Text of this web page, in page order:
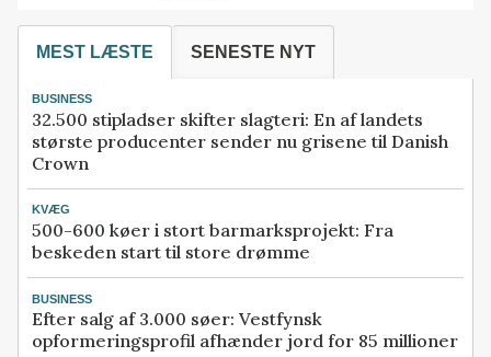
MEST LÆSTE SENESTE NYT
BUSINESS
32.500 stipladser skifter slagteri: En af landets
største producenter sender nu grisene til Danish
Crown
KVÆG
500-600 køer i stort barmarksprojekt: Fra
beskeden start til store drømme
BUSINESS
Efter salg af 3.000 søer: Vestfynsk
opformeringsprofil afhænder jord for 85 millioner